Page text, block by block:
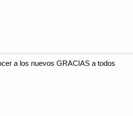
a los nuevos GRACIAS a todos